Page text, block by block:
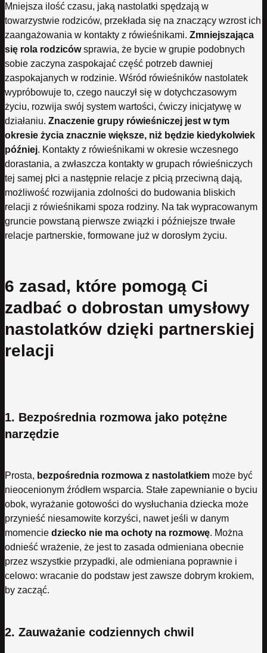
Mniejsza ilość czasu, jaką nastolatki spędzają w
towarzystwie rodziców, przekłada się na znaczący wzrost ich
zaangażowania w kontakty z rówieśnikami. Zmniejszająca
się rola rodzicówsprawia, że bycie w grupie podobnych
sobie zaczyna zaspokajać część potrzeb dawniej
zaspokajanych w rodzinie. Wśród rówieśników nastolatek
wypróbowuje to, czego nauczył się w dotychczasowym
życiu, rozwija swój system wartości, ćwiczy inicjatywę w
działaniu. Znaczenie grupy rówieśniczej jest w tym
okresie życia znacznie większe, niż będzie kiedykolwiek
później. Kontakty z rówieśnikami w okresie wczesnego
dorastania, a zwłaszcza kontakty w grupach rówieśniczych
tej samej płci a następnie relacje z płcią przeciwną dają,
możliwość rozwijania zdolności do budowania bliskich
relacji z rówieśnikami spoza rodziny. Na tak wypracowanym
gruncie powstaną pierwsze związki i późniejsze trwałe
relacje partnerskie, formowane już w dorosłym życiu.
6 zasad, które pomogą Ci
zadbać o dobrostan umysłowy
nastolatków dzięki partnerskiej
relacji
1. Bezpośrednia rozmowa jako potężne
narzędzie
Prosta, bezpośrednia rozmowa z nastolatkiem może być
nieocenionym źródłem wsparcia. Stałe zapewnianie o byciu
obok, wyrażanie gotowości do wysłuchania dziecka może
przynieść niesamowite korzyści, nawet jeśli w danym
momencie dziecko nie ma ochoty na rozmowę. Można
odnieść wrażenie, że jest to zasada odmieniana obecnie
przez wszystkie przypadki, ale odmieniana poprawnie i
celowo: wracanie do podstaw jest zawsze dobrym krokiem,
by zacząć.
2. Zauważanie codziennych chwil